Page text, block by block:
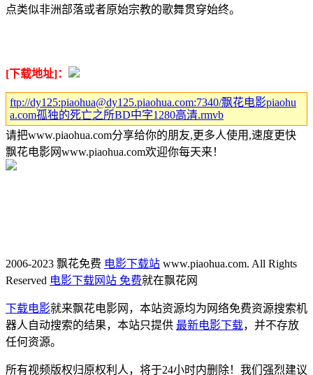
点类似非洲部落或者原始宗教的歌舞贯穿始终。
[下载地址]：
ftp://dy125:piaohua@dy125.piaohua.com:7340/飘花电影piaohu
a.com孤独的死亡之所BD中字1280高清.rmvb
请把www.piaohua.com分享给你的朋友,更多人使用,速度更快
飘花电影网www.piaohua.com欢迎你每天来！
2006-2023 飘花免费 电影下载站 www.piaohua.com. All Rights
Reserved 电影下载网站 免费就在飘花网
下载电影就来飘花电影网，本站资源均为网络免费资源搜索机
器人自动搜索的结果，本站只提供 最新电影下载，并不存放
任何资源。
所有视频版权归原权利人，将于24小时内删除！我们强烈建议